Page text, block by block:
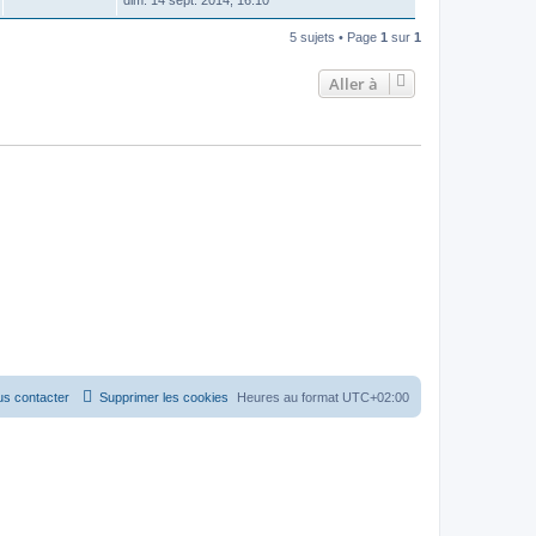
5 sujets • Page 1 sur 1
Aller à
Heures au format UTC+02:00
Supprimer les cookies
contacter